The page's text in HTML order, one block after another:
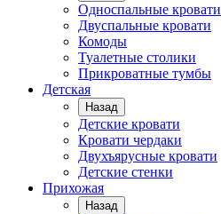
Односпальные кровати
Двуспальные кровати
Комоды
Туалетные столики
Прикроватные тумбы
Детская
Назад
Детские кровати
Кровати чердаки
Двухъярусные кровати
Детские стенки
Прихожая
Назад